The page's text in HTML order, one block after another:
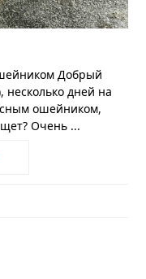
Добрый
несколько дней на
ошейником,
Очень ...